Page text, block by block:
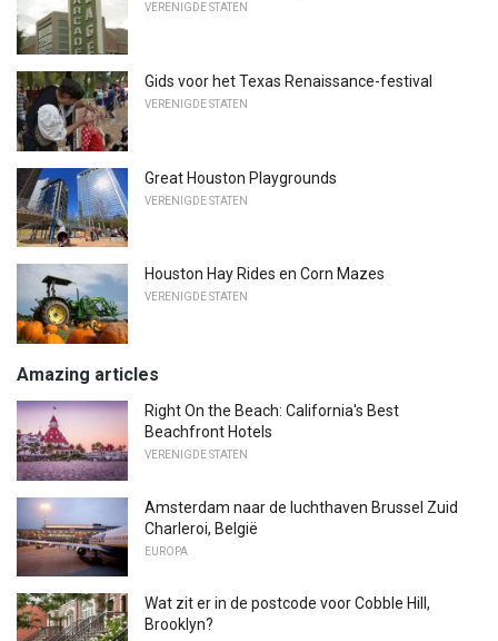
VERENIGDE STATEN
Gids voor het Texas Renaissance-festival
VERENIGDE STATEN
Great Houston Playgrounds
VERENIGDE STATEN
Houston Hay Rides en Corn Mazes
VERENIGDE STATEN
Amazing articles
Right On the Beach: California's Best
Beachfront Hotels
VERENIGDE STATEN
Amsterdam naar de luchthaven Brussel Zuid
Charleroi, België
EUROPA
Wat zit er in de postcode voor Cobble Hill,
Brooklyn?